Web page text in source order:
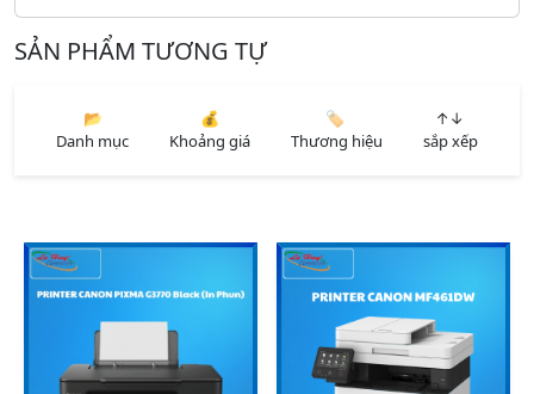
SẢN PHẨM TƯƠNG TỰ
📂
Danh mục
💰
Khoảng giá
🏷️
Thương hiệu
↑↓
sắp xếp